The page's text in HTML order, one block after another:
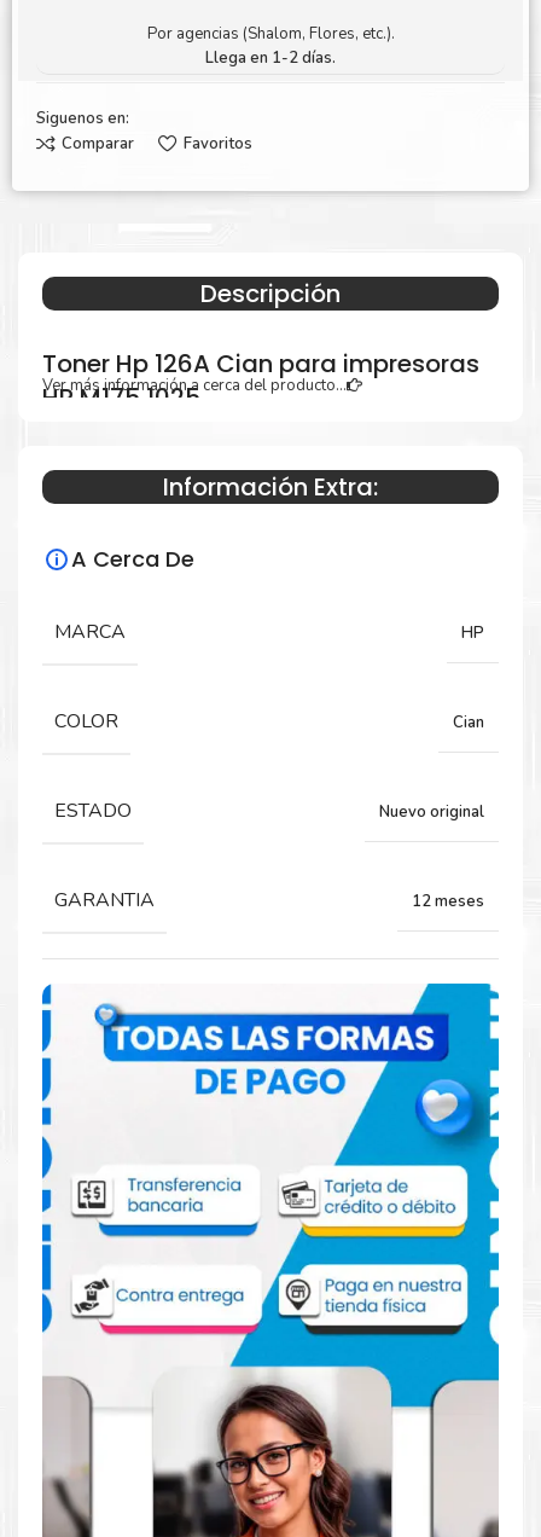
Por agencias (Shalom, Flores, etc.).
Llega en 1-2 días.
Siguenos en:
Comparar
Favoritos
Descripción
Toner Hp 126A Cian para impresoras
HP M175 1025
Especificaciones Técnicas
Para impresoras:
M175a, M175nw, CP1025nw, CP1025n.
Comprar Toner Hp 126A Cian para
impresoras HP M175 1025
Aprovecha nuestra experiencia y atención para adquirir tus
productos. Tenemos promociones todos los dias. Escríbenos o
visítanos hoy para encontrar la solución perfecta para tu
impresoraHP, como laToner Hp 126A Cian para impresoras
Dónde comprar Toner Hp 126A Cian para
impresoras HP M175 1025 en Lima o para
provincia
Ver más información a cerca del producto...
Información Extra:
A Cerca De
MARCA HP
COLOR Cian
ESTADO Nuevo original
GARANTIA 12 meses